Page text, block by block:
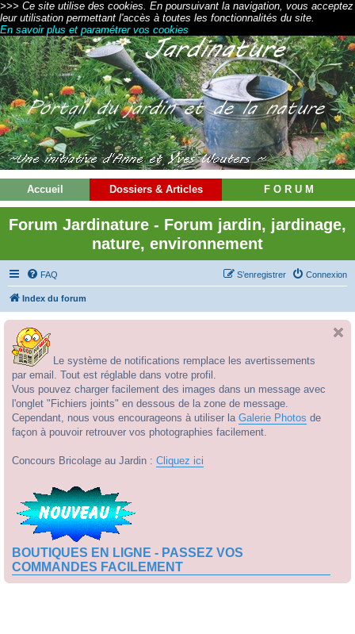
>>> Ce site utilise des cookies. En poursuivant la navigation, vous acceptez
leur utilisation permettant l'accès à toutes les fonctionnalités du site.
En savoir plus et paramétrer vos cookies
Accueil Dossiers & Articles F O R U M
Forum Jardinature - Forum jardin, jardinage,
nature, environnement
FAQ Connexion
S’enregistrer
Index du forum
Le système de notifications remplace les avertissements
par email. Tout est réglable dans votre profil.
Vous pouvez charger facilement des images dans un message avec
l'onglet "Fichiers joints" en dessous de la zone de message.
Cependant, nous vous encourageons à utiliser la Galerie Photos de
façon à pouvoir retrouver vos photographies facilement.
Concours Bricolage au Jardin : Cliquez ici
BOUTIQUES EN LIGNE - PASSEZ VOS
COMMANDES FACILEMENT